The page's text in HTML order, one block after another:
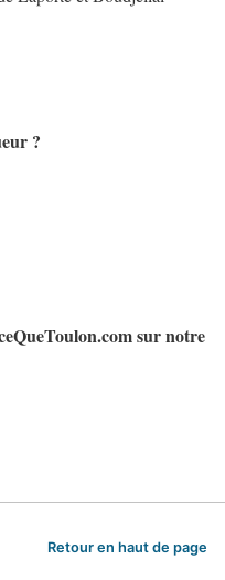
?
sur notre
Retour en haut de page